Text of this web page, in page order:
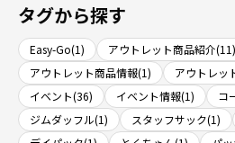
タグから探す
Easy-Go(1)
アウトレット商品紹介(11)
アウトレット商品情報(1)
アウトレッ
イベント(36)
イベント情報(1)
コ
ジムダッフル(1)
スタッフサック(1)